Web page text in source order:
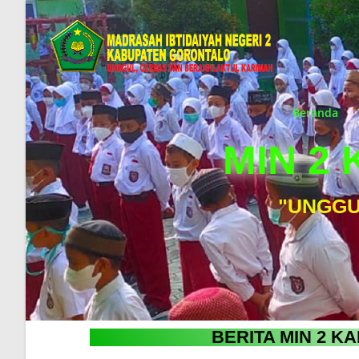
Beranda
MIN 2
BERITA MIN 2